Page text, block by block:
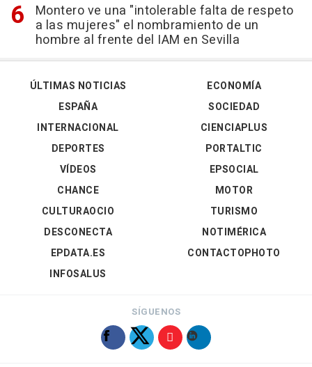
Montero ve una "intolerable falta de respeto
a las mujeres" el nombramiento de un
hombre al frente del IAM en Sevilla
ÚLTIMAS NOTICIAS
ESPAÑA
INTERNACIONAL
DEPORTES
VÍDEOS
ECONOMÍA
SOCIEDAD
CIENCIAPLUS
PORTALTIC
EPSOCIAL
CHANCE
CULTURAOCIO
DESCONECTA
EPDATA.ES
INFOSALUS
MOTOR
TURISMO
NOTIMÉRICA
CONTACTOPHOTO
SÍGUENOS